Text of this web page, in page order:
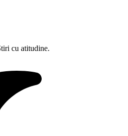
cu atitudine.